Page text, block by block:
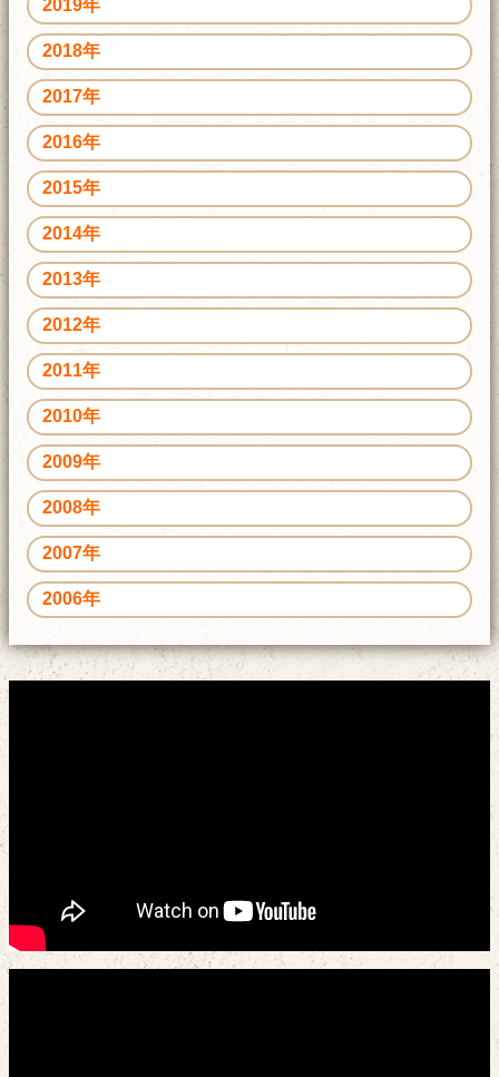
2019年
2018年
2017年
2016年
2015年
2014年
2013年
2012年
2011年
2010年
2009年
2008年
2007年
2006年